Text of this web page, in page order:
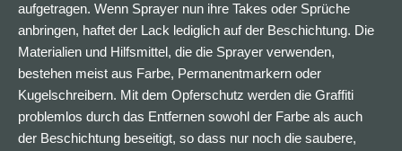
aufgetragen. Wenn Sprayer nun ihre Takes oder Sprüche
anbringen, haftet der Lack lediglich auf der Beschichtung. Die
Materialien und Hilfsmittel, die die Sprayer verwenden,
bestehen meist aus Farbe, Permanentmarkern oder
Kugelschreibern. Mit dem Opferschutz werden die Graffiti
problemlos durch das Entfernen sowohl der Farbe als auch
der Beschichtung beseitigt, so dass nur noch die saubere,